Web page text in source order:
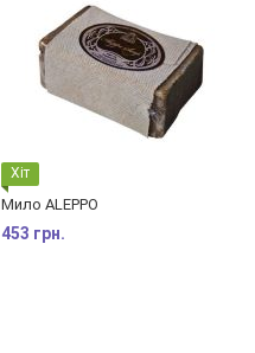
Хіт
Мило ALEPPO
453 грн.